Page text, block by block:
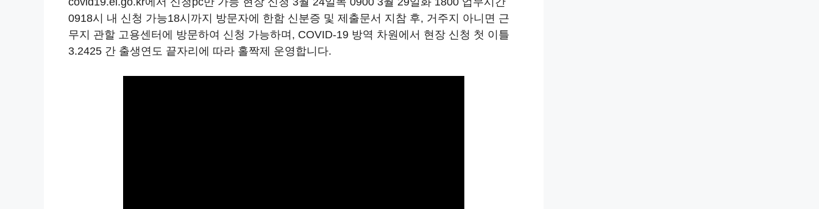
0918시 내 신청 가능18시까지 방문자에 한함 신분증 및 제출문서 지참 후, 거주지 아니면 근
무지 관할 고용센터에 방문하여 신청 가능하며, COVID-19 방역 차원에서 현장 신청 첫 이틀
3.2425 간 출생연도 끝자리에 따라 홀짝제 운영합니다.